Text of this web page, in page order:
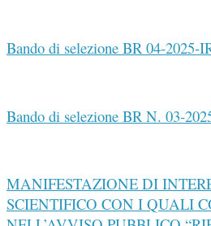
Bando di selezione BR 04-2025-
Bando di selezione BR N. 03-
MANIFESTAZIONE DI
SCIENTIFICO CON I QUALI